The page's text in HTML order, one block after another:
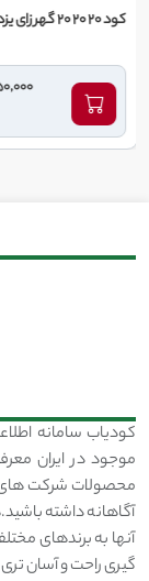
4,450,000
تومان
کودیاب سامانه
موجود در ایران
محصولات شرکت های
آگاهانه داشته
آنها به برندهای
گیری راحت و آسان